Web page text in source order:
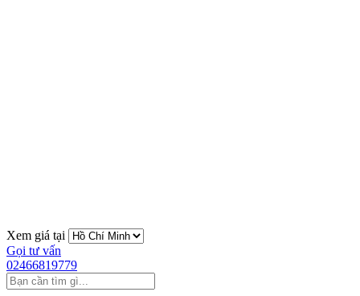
Xem giá tại
Gọi tư vấn
02466819779